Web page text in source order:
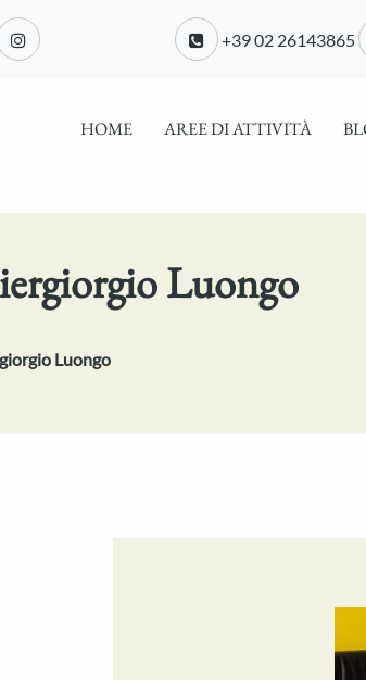
+39 02 26143865
HOME AREE DI ATTIVITÀ
Luongo
Luongo